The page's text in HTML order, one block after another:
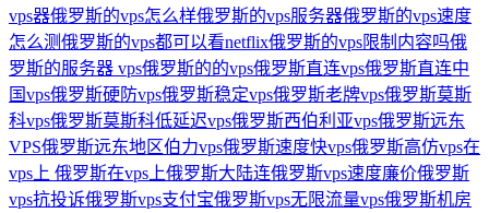
vps器俄罗斯的vps怎么样俄罗斯的vps服务器俄罗斯的vps速度
怎么测俄罗斯的vps都可以看netflix俄罗斯的vps限制内容吗俄
罗斯的服务器 vps俄罗斯的的vps俄罗斯直连vps俄罗斯直连中
国vps俄罗斯硬防vps俄罗斯稳定vps俄罗斯老牌vps俄罗斯莫斯
科vps俄罗斯莫斯科低延迟vps俄罗斯西伯利亚vps俄罗斯远东
VPS俄罗斯远东地区伯力vps俄罗斯速度快vps俄罗斯高仿vps在
vps上 俄罗斯在vps上俄罗斯大陆连俄罗斯vps速度廉价俄罗斯
vps抗投诉俄罗斯vps支付宝俄罗斯vps无限流量vps俄罗斯机房